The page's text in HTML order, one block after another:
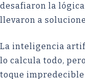
desafiaron la
llevaron a
La inteligencia
lo calcula todo,
toque impredecible